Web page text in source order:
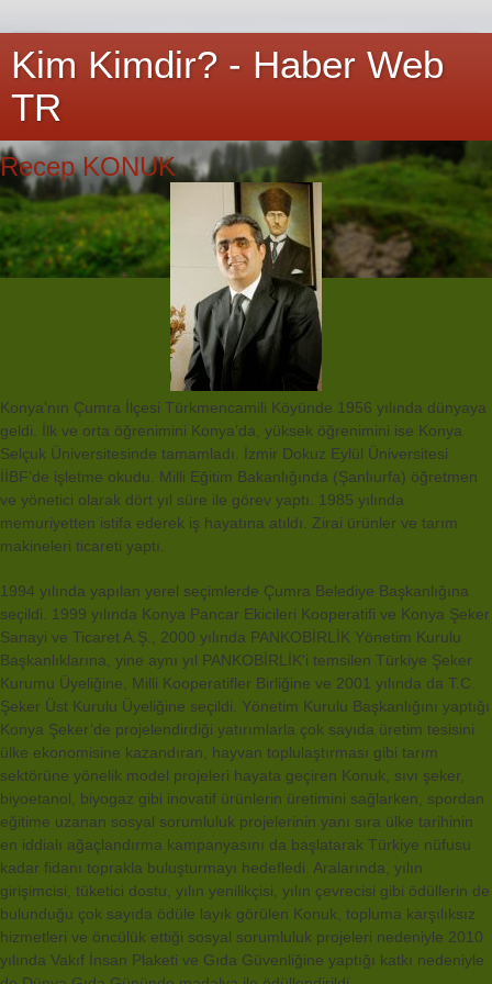
Kim Kimdir? - Haber Web
TR
Recep KONUK
Konya’nın Çumra İlçesi Türkmencamili Köyünde 1956 yılında dünyaya
geldi. İlk ve orta öğrenimini Konya’da, yüksek öğrenimini ise Konya
Selçuk Üniversitesinde tamamladı. İzmir Dokuz Eylül Üniversitesi
İİBF’de işletme okudu. Milli Eğitim Bakanlığında (Şanlıurfa) öğretmen
ve yönetici olarak dört yıl süre ile görev yaptı. 1985 yılında
memuriyetten istifa ederek iş hayatına atıldı. Zirai ürünler ve tarım
makineleri ticareti yaptı.
1994 yılında yapılan yerel seçimlerde Çumra Belediye Başkanlığına
seçildi. 1999 yılında Konya Pancar Ekicileri Kooperatifi ve Konya Şeker
Sanayi ve Ticaret A.Ş., 2000 yılında PANKOBİRLİK Yönetim Kurulu
Başkanlıklarına, yine aynı yıl PANKOBİRLİK'i temsilen Türkiye Şeker
Kurumu Üyeliğine, Milli Kooperatifler Birliğine ve 2001 yılında da T.C.
Şeker Üst Kurulu Üyeliğine seçildi. Yönetim Kurulu Başkanlığını yaptığı
Konya Şeker’de projelendirdiği yatırımlarla çok sayıda üretim tesisini
ülke ekonomisine kazandıran, hayvan toplulaştırması gibi tarım
sektörüne yönelik model projeleri hayata geçiren Konuk, sıvı şeker,
biyoetanol, biyogaz gibi inovatif ürünlerin üretimini sağlarken, spordan
eğitime uzanan sosyal sorumluluk projelerinin yanı sıra ülke tarihinin
en iddialı ağaçlandırma kampanyasını da başlatarak Türkiye nüfusu
kadar fidanı toprakla buluşturmayı hedefledi. Aralarında, yılın
girişimcisi, tüketici dostu, yılın yenilikçisi, yılın çevrecisi gibi ödüllerin de
bulunduğu çok sayıda ödüle layık görülen Konuk, topluma karşılıksız
hizmetleri ve öncülük ettiği sosyal sorumluluk projeleri nedeniyle 2010
yılında Vakıf İnsan Plaketi ve Gıda Güvenliğine yaptığı katkı nedeniyle